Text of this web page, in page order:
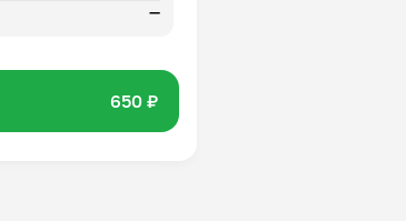
—
650 ₽